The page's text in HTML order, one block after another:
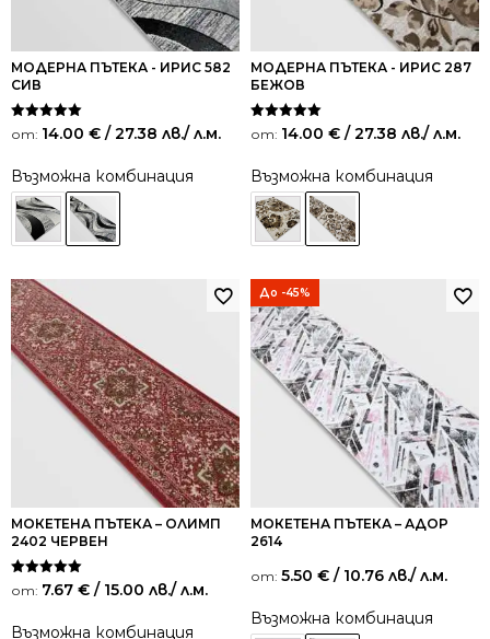
МОДЕРНА ПЪТЕКА - ИРИС 582
СИВ
Оценено на
5.00
от: 14.00 € / 27.38 лв./ л.м.
Възможна комбинация
МОДЕРНА ПЪТЕКА - ИРИС 287
БЕЖОВ
Оценено на
5.00
от: 14.00 € / 27.38 лв./ л.м.
Възможна комбинация
МОКЕТЕНА ПЪТЕКА – ОЛИМП
2402 ЧЕРВЕН
Оценено на
5.00
от: 7.67 € / 15.00 лв./ л.м.
Възможна комбинация
До -45%
МОКЕТЕНА ПЪТЕКА – АДОР
2614
от: 5.50 € / 10.76 лв./ л.м.
Възможна комбинация